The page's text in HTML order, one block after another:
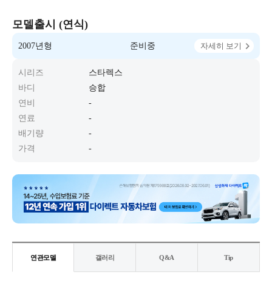
모델출시 (연식)
2007년형 준비중 자세히 보기
시리즈
스타렉스
바디
승합
연비
-
연료
-
배기량
-
가격
-
연관모델 갤러리 Q&A Tip